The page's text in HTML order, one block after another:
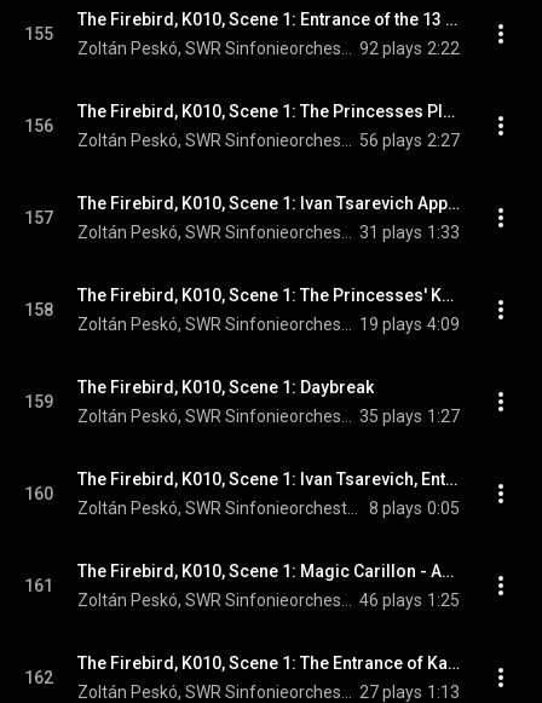
155
The Firebird, K010, Scene 1: Entrance of the 13 Enchanted Princesses
92 plays 2:22
156
The Firebird, K010, Scene 1: The Princesses Play with the Golden Apples
56 plays 2:27
157
The Firebird, K010, Scene 1: Ivan Tsarevich Appears
31 plays 1:33
158
The Firebird, K010, Scene 1: The Princesses' Khorovod
19 plays 4:09
159
The Firebird, K010, Scene 1: Daybreak
35 plays 1:27
160
The Firebird, K010, Scene 1: Ivan Tsarevich, Entering Kastchei's Palace
8 plays 0:05
161
The Firebird, K010, Scene 1: Magic Carillon - Appearance of Kastchei's Guardian Monsters - Capture of Ivan Tsarevich
46 plays 1:25
162
The Firebird, K010, Scene 1: The Entrance of Kastchei the Immortal
27 plays 1:13